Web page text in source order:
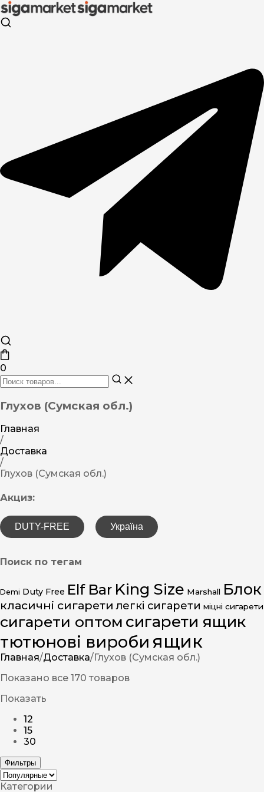
0
Глухов (Сумская обл.)
Главная
/
Доставка
/
Глухов (Сумская обл.)
Акциз:
DUTY-FREE Україна
Поиск по тегам
Demi Duty Free Elf Bar King Size Marshall Блок
класичні сигарети легкі сигарети міцні сигарети
сигарети оптом сигарети ящик
тютюнові вироби ящик
Главная/Доставка/Глухов (Сумская обл.)
Показано все 170 товаров
Показать
12
15
30
Фильтры
Категории